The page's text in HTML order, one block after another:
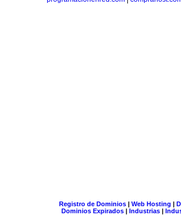
Registro de Dominios| Web Hosting |
Dominios Expirados | Industrias |